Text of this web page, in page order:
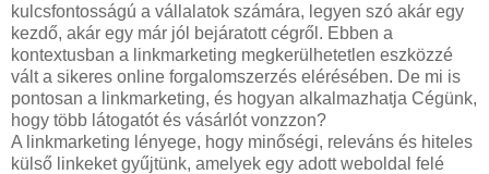
kulcsfontosságú a vállalatok számára, legyen szó akár egy
kezdő, akár egy már jól bejáratott cégről. Ebben a
kontextusban a linkmarketing megkerülhetetlen eszközzé
vált a sikeres online forgalomszerzés elérésében. De mi is
pontosan a linkmarketing, és hogyan alkalmazhatja Cégünk,
hogy több látogatót és vásárlót vonzzon?
A linkmarketing lényege, hogy minőségi, releváns és hiteles
külső linkeket gyűjtünk, amelyek egy adott weboldal felé